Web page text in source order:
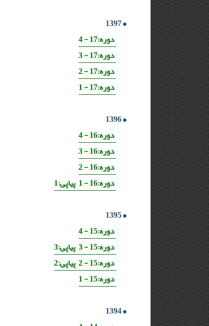
1397
دوره:17 - 4
دوره:17 - 3
دوره:17 - 2
دوره:17 - 1
1396
دوره:16 - 4
دوره:16 - 3
دوره:16 - 2
دوره:16 - 1 پیاپی:1
1395
دوره:15 - 4
دوره:15 - 3 پیاپی:3
دوره:15 - 2 پیاپی:2
دوره:15 - 1
1394